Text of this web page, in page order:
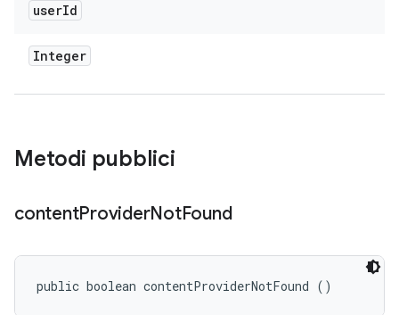
userId
Integer
Metodi pubblici
contentProviderNotFound
public boolean contentProviderNotFound ()